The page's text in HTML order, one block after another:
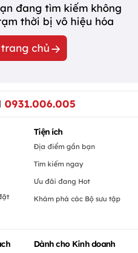
đang tìm kiếm không
thời bị vô hiệu hóa
chủ
0931.006.005
Tiện ích
Địa điểm gần bạn
Tìm kiếm ngay
Ưu đãi đang Hot
Khám phá các Bộ sưu tập
Dành cho Kinh doanh